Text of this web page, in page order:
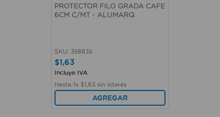
PROTECTOR FILO GRADA CAFE
6CM C/MT - ALUMARQ
SKU: 358835
$1,63
Incluye IVA
Hasta 1x $1 63 sin interés
AGREGAR